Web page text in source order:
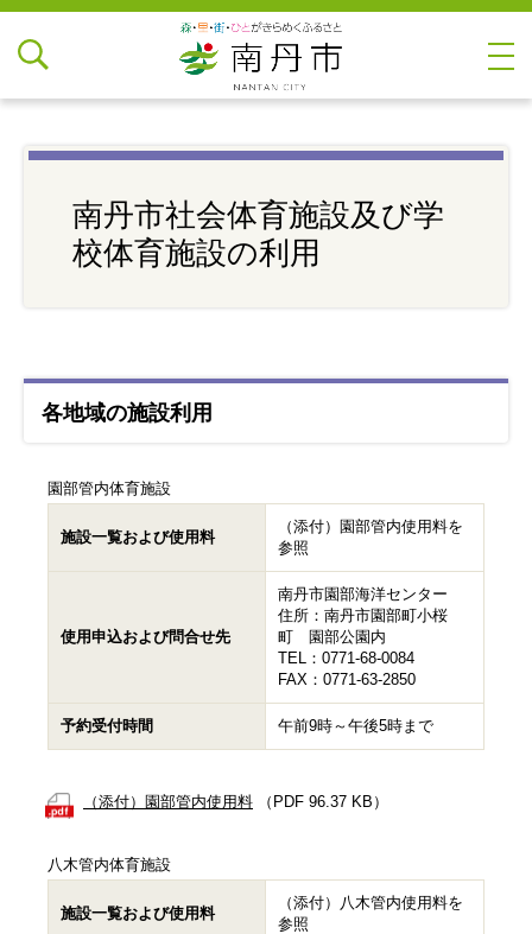
南丹市社会体育施設及び学
校体育施設の利用
各地域の施設利用
園部管内体育施設
施設一覧および使用料
（添付）園部管内使用料を
参照
使用申込および問合せ先
南丹市園部海洋センター
住所：南丹市園部町小桜
町 園部公園内
TEL：0771-68-0084
FAX：0771-63-2850
予約受付時間 午前9時～午後5時まで
（添付）園部管内使用料 （PDF 96.37 KB）
八木管内体育施設
施設一覧および使用料
（添付）八木管内使用料を
参照